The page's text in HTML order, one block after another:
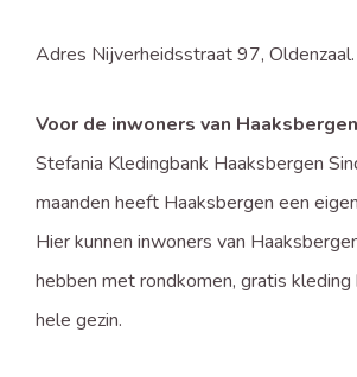
Adres Nijverheidsstraat 97, Oldenzaal.
Voor de inwoners van Haaksbergen
Stefania Kledingbank Haaksbergen
maanden heeft Haaksbergen een
Hier kunnen inwoners van
hebben met rondkomen, gratis
hele gezin.